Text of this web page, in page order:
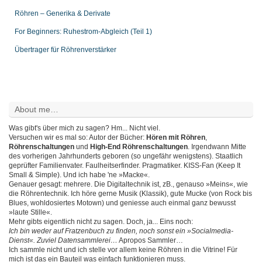
Röhren – Generika & Derivate
For Beginners: Ruhestrom-Abgleich (Teil 1)
Übertrager für Röhrenverstärker
About me…
Was gibt's über mich zu sagen? Hm... Nicht viel.
Versuchen wir es mal so: Autor der Bücher: Hören mit Röhren,
Röhrenschaltungen und High-End Röhrenschaltungen. Irgendwann Mitte
des vorherigen Jahrhunderts geboren (so ungefähr wenigstens). Staatlich
geprüfter Familienvater. Faulheitserfinder. Pragmatiker. KISS-Fan (Keep It
Small & Simple). Und ich habe 'ne »Macke«.
Genauer gesagt: mehrere. Die Digitaltechnik ist, zB., genauso »Meins«, wie
die Röhrentechnik. Ich höre gerne Musik (Klassik), gute Mucke (von Rock bis
Blues, wohldosiertes Motown) und geniesse auch einmal ganz bewusst
»laute Stille«.
Mehr gibts eigentlich nicht zu sagen. Doch, ja... Eins noch:
Ich bin weder auf Fratzenbuch zu finden, noch sonst ein »Socialmedia-
Dienst«. Zuviel Datensammlerei… Apropos Sammler…
Ich sammle nicht und ich stelle vor allem keine Röhren in die Vitrine! Für
mich ist das ein Bauteil was einfach funktionieren muss.